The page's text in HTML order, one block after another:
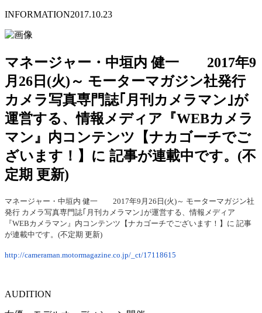
INFORMATION2017.10.23
マネージャー・中垣内 健一 2017年9
月26日(火)～ モーターマガジン社発行
カメラ写真専門誌｢月刊カメラマン｣が
運営する、情報メディア『WEBカメラ
マン』内コンテンツ【ナカゴーチでご
ざいます！】に 記事が連載中です。(不
定期 更新)
マネージャー・中垣内 健一 2017年9月26日(火)～ モーターマガジン社
発行 カメラ写真専門誌｢月刊カメラマン｣が運営する、情報メディア
『WEBカメラマン』内コンテンツ【ナカゴーチでございます！】に 記事
が連載中です。(不定期 更新)
http://cameraman.motormagazine.co.jp/_ct/17118615
AUDITION